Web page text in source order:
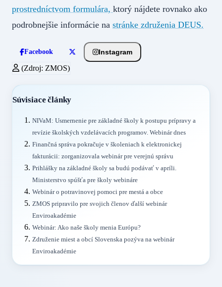
prostredníctvom formulára, ktorý nájdete rovnako ako
podrobnejšie informácie na stránke združenia DEUS.
Facebook Instagram
(Zdroj: ZMOS)
Súvisiace články
NIVaM: Usmernenie pre základné školy k postupu prípravy a
revízie školských vzdelávacích programov. Webinár dnes
Finančná správa pokračuje v školeniach k elektronickej
fakturácii: zorganizovala webinár pre verejnú správu
Prihlášky na základné školy sa budú podávať v apríli.
Ministerstvo spúšťa pre školy webináre
Webinár o potravinovej pomoci pre mestá a obce
ZMOS pripravilo pre svojich členov ďalší webinár
Enviroakadémie
Webinár: Ako naše školy menia Európu?
Združenie miest a obcí Slovenska pozýva na webinár
Enviroakadémie